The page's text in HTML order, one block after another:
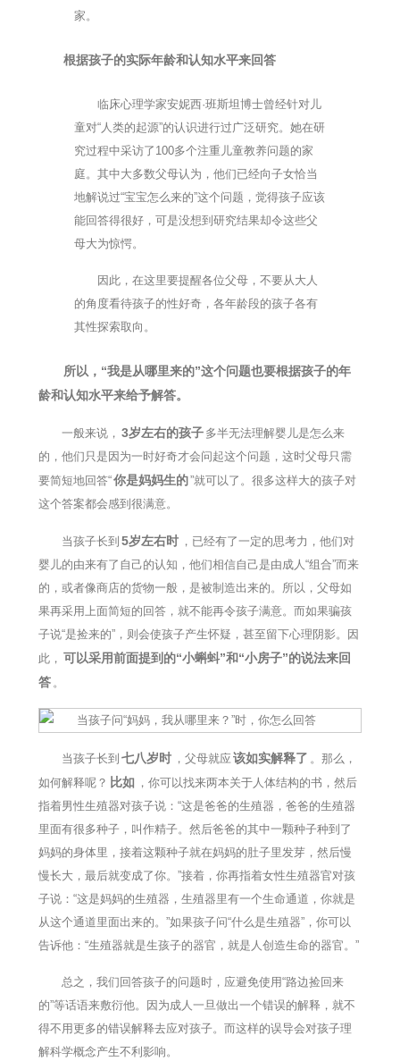
家。
根据孩子的实际年龄和认知水平来回答
临床心理学家安妮西·班斯坦博士曾经针对儿
童对“人类的起源”的认识进行过广泛研究。她在研
究过程中采访了100多个注重儿童教养问题的家
庭。其中大多数父母认为，他们已经向子女恰当
地解说过“宝宝怎么来的”这个问题，觉得孩子应该
能回答得很好，可是没想到研究结果却令这些父
母大为惊愕。
因此，在这里要提醒各位父母，不要从大人
的角度看待孩子的性好奇，各年龄段的孩子各有
其性探索取向。
所以，“我是从哪里来的”这个问题也要根据孩子的年
龄和认知水平来给予解答。
一般来说， 3岁左右的孩子 多半无法理解婴儿是怎么来
的，他们只是因为一时好奇才会问起这个问题，这时父母只需
要简短地回答“你是妈妈生的”就可以了。很多这样大的孩子对
这个答案都会感到很满意。
当孩子长到 5岁左右时 ，已经有了一定的思考力，他们对
婴儿的由来有了自己的认知，他们相信自己是由成人“组合”而来
的，或者像商店的货物一般，是被制造出来的。所以，父母如
果再采用上面简短的回答，就不能再令孩子满意。而如果骗孩
子说“是捡来的”，则会使孩子产生怀疑，甚至留下心理阴影。因
此， 可以采用前面提到的“小蝌蚪”和“小房子”的说法来回
答 。
当孩子长到 七八岁时 ，父母就应 该如实解释了 。那么，
如何解释呢？ 比如 ，你可以找来两本关于人体结构的书，然后
指着男性生殖器对孩子说：“这是爸爸的生殖器，爸爸的生殖器
里面有很多种子，叫作精子。然后爸爸的其中一颗种子种到了
妈妈的身体里，接着这颗种子就在妈妈的肚子里发芽，然后慢
慢长大，最后就变成了你。”接着，你再指着女性生殖器官对孩
子说：“这是妈妈的生殖器，生殖器里有一个生命通道，你就是
从这个通道里面出来的。”如果孩子问“什么是生殖器”，你可以
告诉他：“生殖器就是生孩子的器官，就是人创造生命的器官。”
总之，我们回答孩子的问题时，应避免使用“路边捡回来
的”等话语来敷衍他。因为成人一旦做出一个错误的解释，就不
得不用更多的错误解释去应对孩子。而这样的误导会对孩子理
解科学概念产生不利影响。